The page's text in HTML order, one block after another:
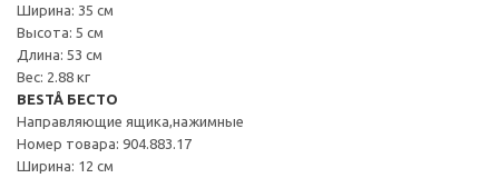
Ширина: 35 см
Высота: 5 см
Длина: 53 см
Вес: 2.88 кг
BESTÅ БЕСТО
Направляющие ящика,нажимные
Номер товара: 904.883.17
Ширина: 12 см